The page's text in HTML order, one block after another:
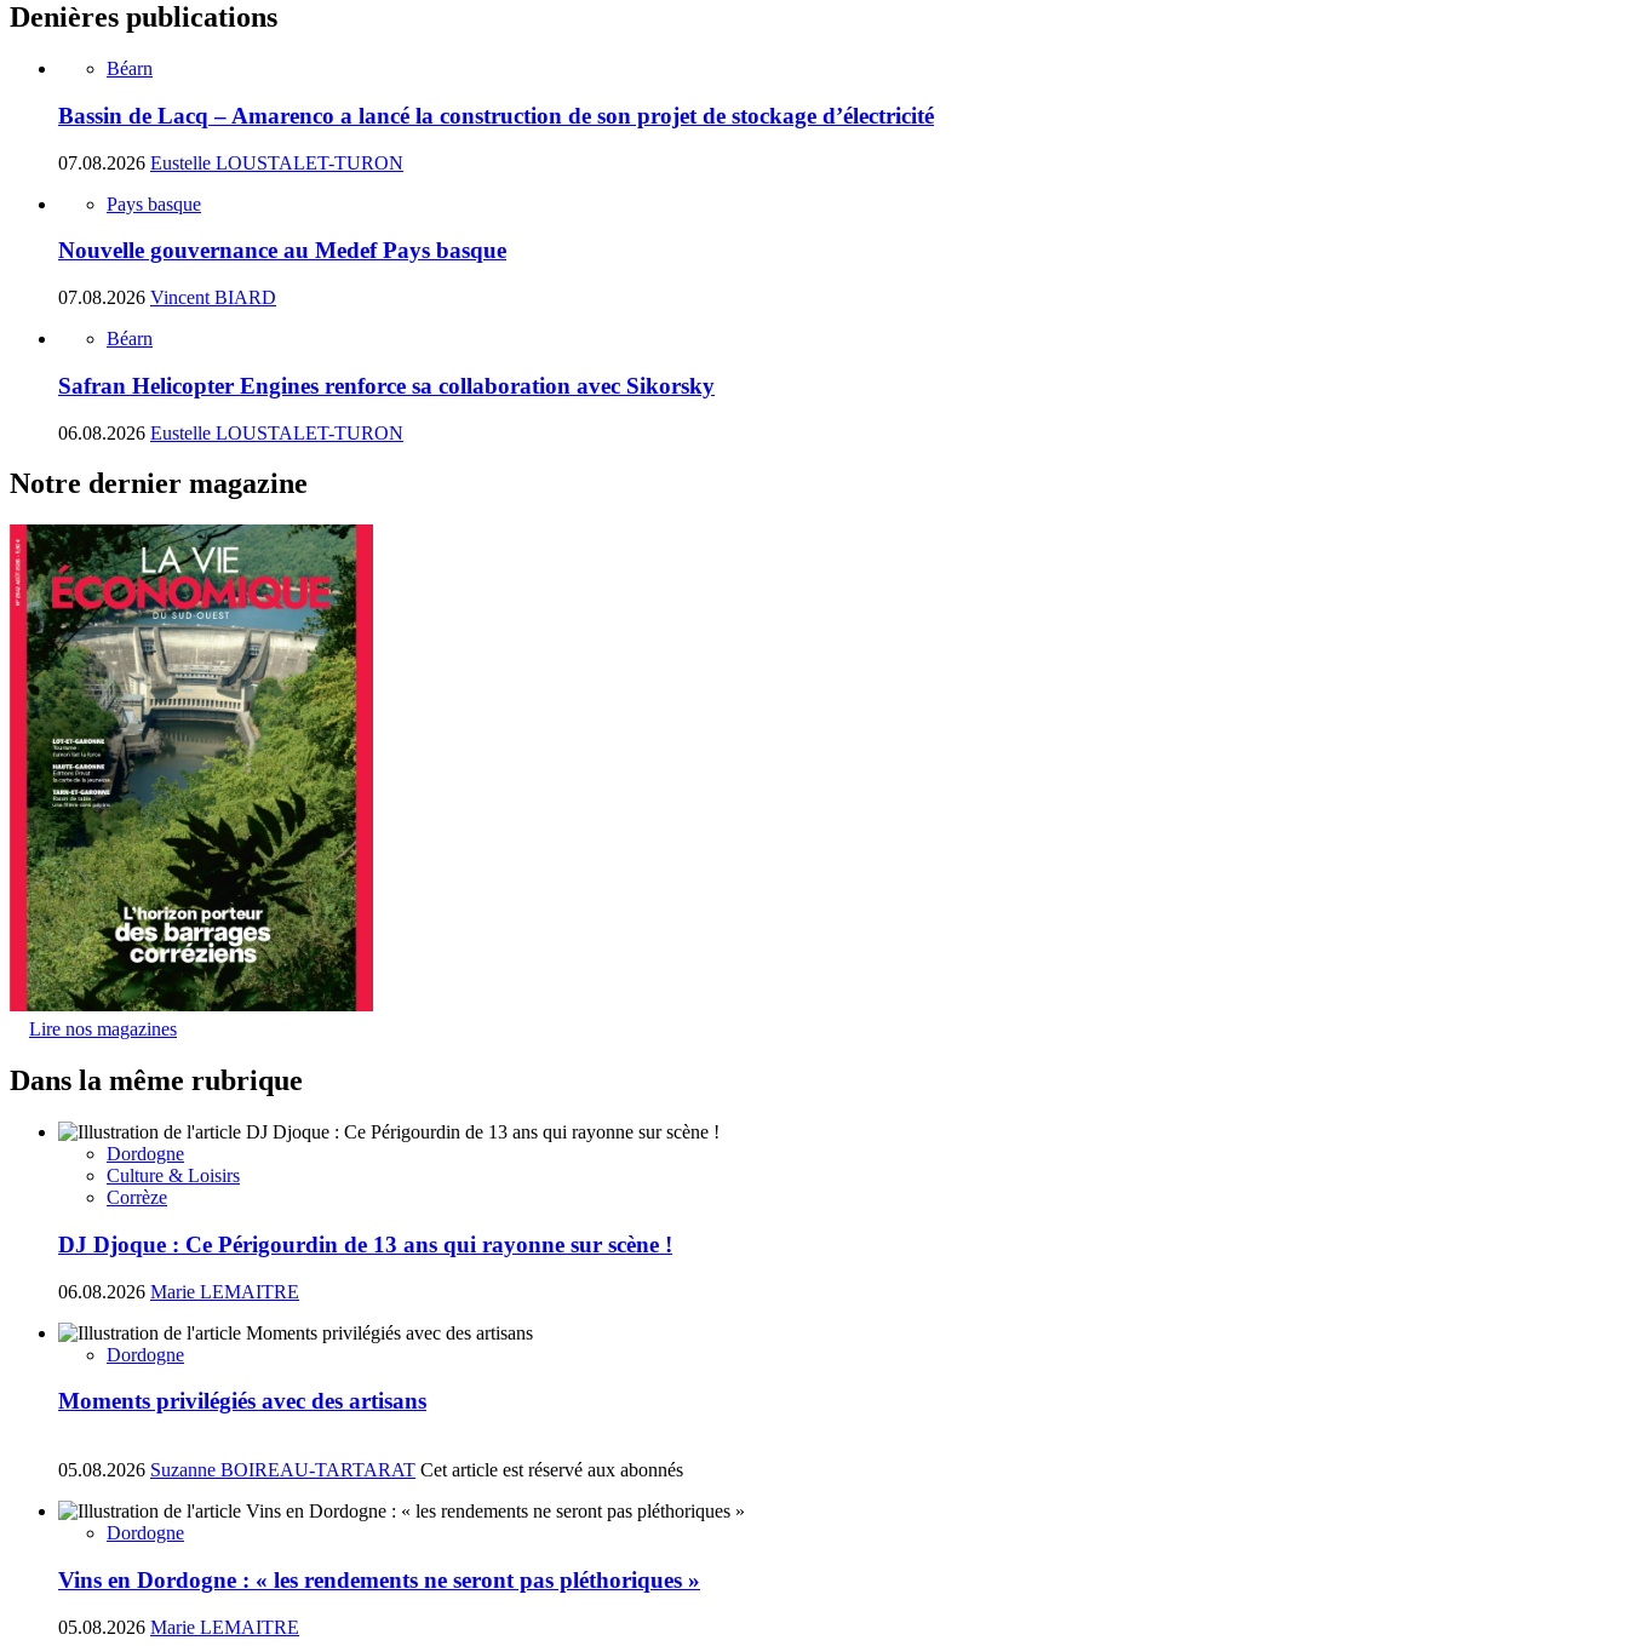
Denières publications
Béarn
Bassin de Lacq – Amarenco a lancé la construction de son projet de stockage d’électricité
07.08.2026 Eustelle LOUSTALET-TURON
Pays basque
Nouvelle gouvernance au Medef Pays basque
07.08.2026 Vincent BIARD
Béarn
Safran Helicopter Engines renforce sa collaboration avec Sikorsky
06.08.2026 Eustelle LOUSTALET-TURON
Notre dernier magazine
Lire nos magazines
Dans la même rubrique
Dordogne
Culture & Loisirs
Corrèze
DJ Djoque : Ce Périgourdin de 13 ans qui rayonne sur scène !
06.08.2026 Marie LEMAITRE
Dordogne
Moments privilégiés avec des artisans
05.08.2026 Suzanne BOIREAU-TARTARAT Cet article est réservé aux abonnés
Dordogne
Vins en Dordogne : « les rendements ne seront pas pléthoriques »
05.08.2026 Marie LEMAITRE